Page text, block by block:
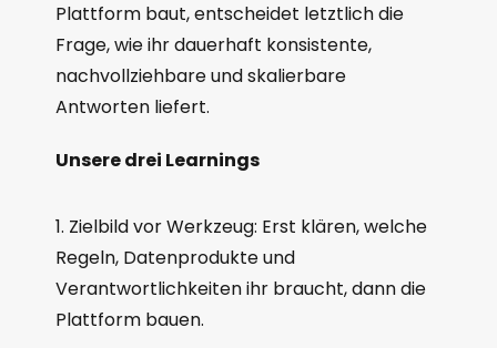
Plattform baut, entscheidet letztlich die
Frage, wie ihr dauerhaft konsistente,
nachvollziehbare und skalierbare
Antworten liefert.
Unsere drei Learnings
Zielbild vor Werkzeug: Erst klären, welche
Regeln, Datenprodukte und
Verantwortlichkeiten ihr braucht, dann die
Plattform bauen.